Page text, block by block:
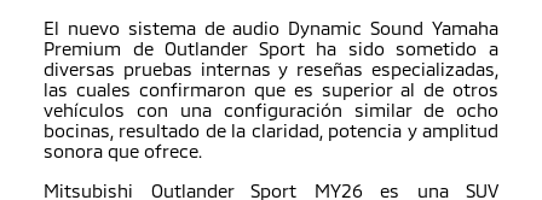
El nuevo sistema de audio Dynamic Sound Yamaha
Premium de Outlander Sport ha sido sometido a
diversas pruebas internas y reseñas especializadas,
las cuales confirmaron que es superior al de otros
vehículos con una configuración similar de ocho
bocinas, resultado de la claridad, potencia y amplitud
sonora que ofrece.
Mitsubishi Outlander Sport MY26 es una SUV